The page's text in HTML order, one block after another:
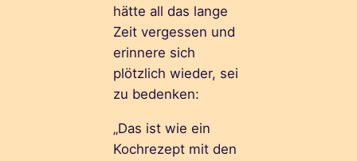
hätte all das lange
Zeit vergessen und
erinnere sich
plötzlich wieder, sei
zu bedenken:
„Das ist wie ein
Kochrezept mit den